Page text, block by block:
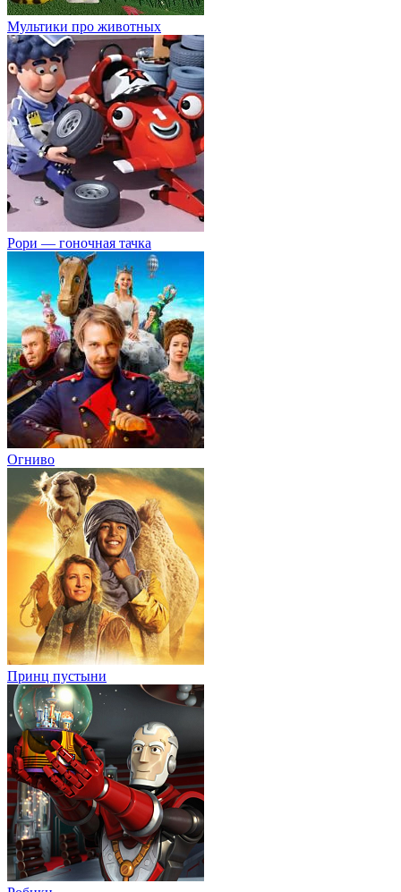
Мультики про животных
Рори — гоночная тачка
Огниво
Принц пустыни